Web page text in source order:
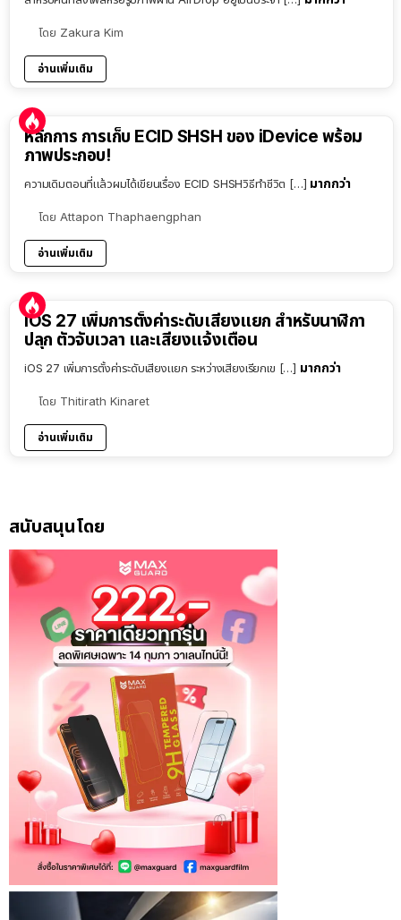
โดย Zakura Kim
อ่านเพิ่มเติม
หลักการ การเก็บ ECID SHSH ของ iDevice พร้อม
ภาพประกอบ!
ความเดิมตอนที่แล้วผมได้เขียนเรื่อง ECID SHSHวิธีทำชีวิต […] มากกว่า
โดย Attapon Thaphaengphan
อ่านเพิ่มเติม
iOS 27 เพิ่มการตั้งค่าระดับเสียงแยก สำหรับนาฬิกา
ปลุก ตัวจับเวลา และเสียงแจ้งเตือน
iOS 27 เพิ่มการตั้งค่าระดับเสียงแยก ระหว่างเสียงเรียกเข […] มากกว่า
โดย Thitirath Kinaret
อ่านเพิ่มเติม
สนับสนุนโดย